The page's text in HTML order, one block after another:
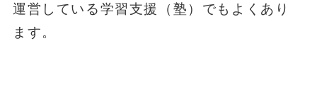
運営している学習支援（塾）でもよくあり
ます。